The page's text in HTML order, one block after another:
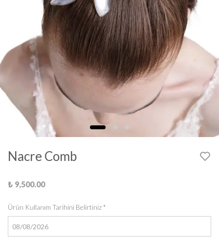
Nacre Comb
₺ 9,500.00
Ürün Kullanım Tarihini Belirtiniz*